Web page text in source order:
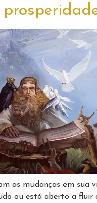
as mudanças em sua
ou está aberto a fluir